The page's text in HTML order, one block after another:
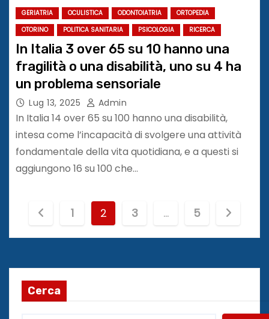
GERIATRIA OCULISTICA ODONTOIATRIA
ORTOPEDIA
OTORINO
POLITICA SANITARIA PSICOLOGIA RICERCA
In Italia 3 over 65 su 10 hanno una
fragilità o una disabilità, uno su 4 ha
un problema sensoriale
Lug 13, 2025 Admin
In Italia 14 over 65 su 100 hanno una disabilità,
intesa come l’incapacità di svolgere una attività
fondamentale della vita quotidiana, e a questi si
aggiungono 16 su 100 che…
a
g
i
1 2 3 … 5
Cerca